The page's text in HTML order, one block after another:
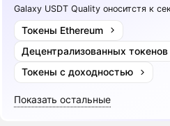
Galaxy USDT Quality оноситстя к
Токены Ethereum
Децентрализованных токенов
Токены с доходностью
Показать остальные